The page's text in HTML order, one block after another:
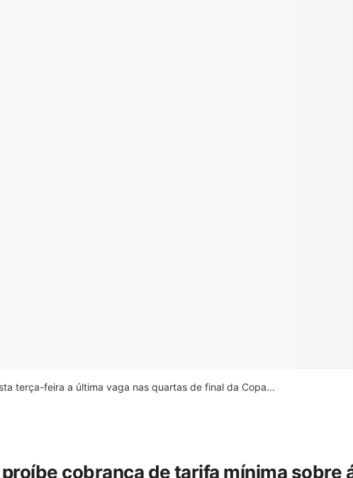
terça-feira a última vaga nas quartas de final da Copa...
cobrança de tarifa mínima sobre